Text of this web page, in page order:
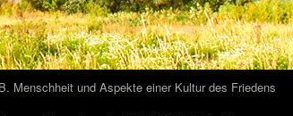
B. Menschheit und Aspekte einer Kultur des Friedens